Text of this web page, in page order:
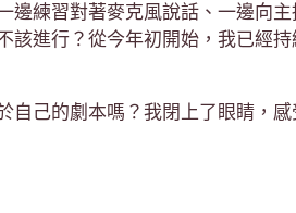
邊練習對著麥克風說話、一邊向
該進行？從今年初開始，我已經
自己的劇本嗎？我閉上了眼睛，